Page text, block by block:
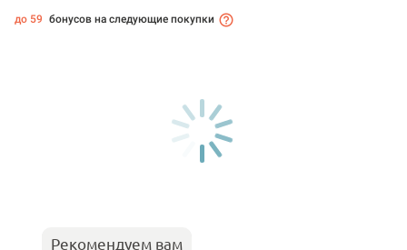
до 59 бонусов на следующие покупки
Рекомендуем вам